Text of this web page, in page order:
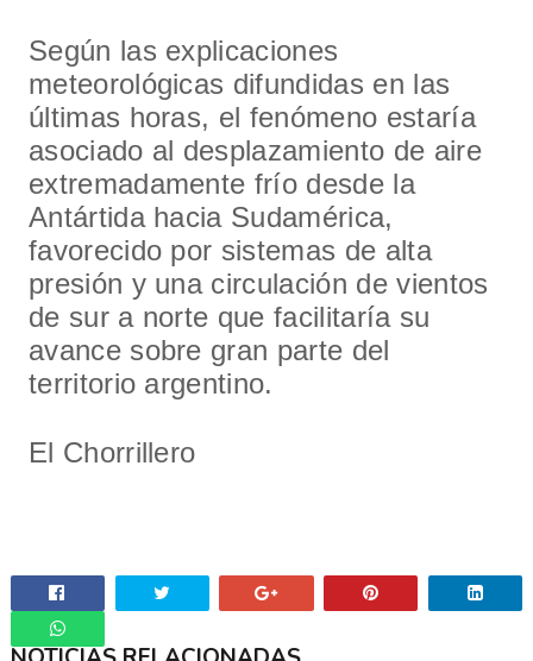
Según las explicaciones
meteorológicas difundidas en las
últimas horas, el fenómeno estaría
asociado al desplazamiento de aire
extremadamente frío desde la
Antártida hacia Sudamérica,
favorecido por sistemas de alta
presión y una circulación de vientos
de sur a norte que facilitaría su
avance sobre gran parte del
territorio argentino.
El Chorrillero